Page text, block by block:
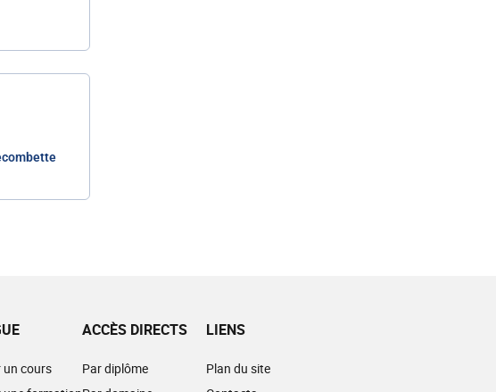
un cours
ACCÈS DIRECTS
Par diplôme
LIENS
Plan du site